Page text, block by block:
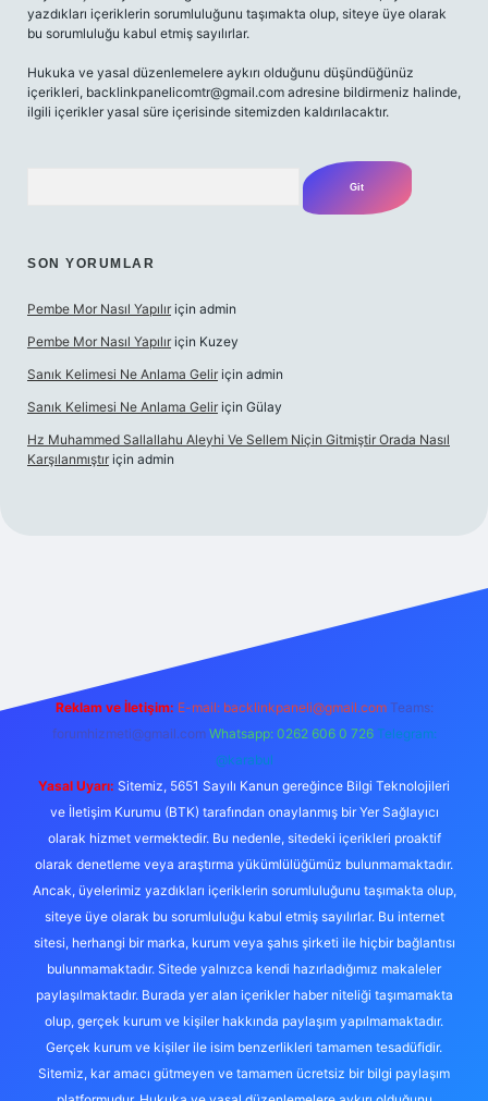
yazdıkları içeriklerin sorumluluğunu taşımakta olup, siteye üye olarak
bu sorumluluğu kabul etmiş sayılırlar.
Hukuka ve yasal düzenlemelere aykırı olduğunu düşündüğünüz
içerikleri, backlinkpanelicomtr@gmail.com adresine bildirmeniz halinde,
ilgili içerikler yasal süre içerisinde sitemizden kaldırılacaktır.
SON YORUMLAR
Pembe Mor Nasıl Yapılır için admin
Pembe Mor Nasıl Yapılır için Kuzey
Sanık Kelimesi Ne Anlama Gelir için admin
Sanık Kelimesi Ne Anlama Gelir için Gülay
Hz Muhammed Sallallahu Aleyhi Ve Sellem Niçin Gitmiştir Orada Nasıl
Karşılanmıştır için admin
Reklam ve İletişim: E-mail: backlinkpaneli@gmail.com Teams:
forumhizmeti@gmail.com Whatsapp: 0262 606 0 726 Telegram:
@karabul
Yasal Uyarı: Sitemiz, 5651 Sayılı Kanun gereğince Bilgi Teknolojileri
ve İletişim Kurumu (BTK) tarafından onaylanmış bir Yer Sağlayıcı
olarak hizmet vermektedir. Bu nedenle, sitedeki içerikleri proaktif
olarak denetleme veya araştırma yükümlülüğümüz bulunmamaktadır.
Ancak, üyelerimiz yazdıkları içeriklerin sorumluluğunu taşımakta olup,
siteye üye olarak bu sorumluluğu kabul etmiş sayılırlar. Bu internet
sitesi, herhangi bir marka, kurum veya şahıs şirketi ile hiçbir bağlantısı
bulunmamaktadır. Sitede yalnızca kendi hazırladığımız makaleler
paylaşılmaktadır. Burada yer alan içerikler haber niteliği taşımamakta
olup, gerçek kurum ve kişiler hakkında paylaşım yapılmamaktadır.
Gerçek kurum ve kişiler ile isim benzerlikleri tamamen tesadüfidir.
Sitemiz, kar amacı gütmeyen ve tamamen ücretsiz bir bilgi paylaşım